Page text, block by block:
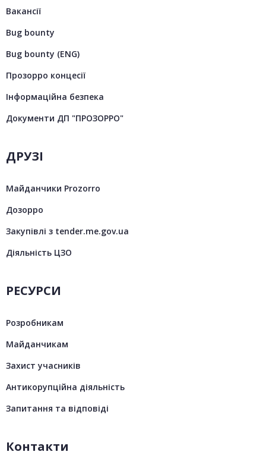
Вакансії
Bug bounty
Bug bounty (ENG)
Прозорро концесії
Інформаційна безпека
Документи ДП "ПРОЗОРРО"
ДРУЗІ
Майданчики Prozorro
Дозорро
Закупівлі з tender.me.gov.ua
Діяльність ЦЗО
РЕСУРСИ
Розробникам
Майданчикам
Захист учасників
Антикорупційна діяльність
Запитання та відповіді
Контакти